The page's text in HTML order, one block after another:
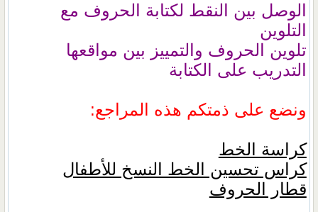
الوصل بين النقط لكتابة الحروف مع
التلوين
تلوين الحروف والتمييز بين مواقعها
التدريب على الكتابة
ونضع على ذمتكم هذه المراجع:
كراسة الخط
كراس تحسين الخط النسخ للأطفال
قطار الحروف